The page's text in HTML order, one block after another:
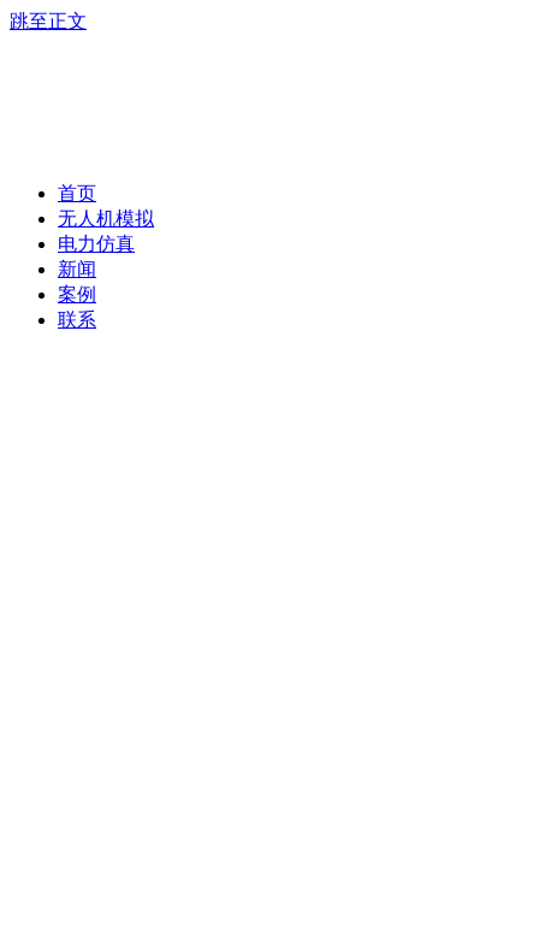
跳至正文
首页
无人机模拟
电力仿真
新闻
案例
联系